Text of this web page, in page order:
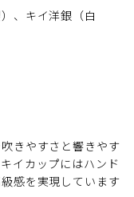
、キイ洋銀（白
きやすさと響きやす
イカップにはハンド
感を実現しています